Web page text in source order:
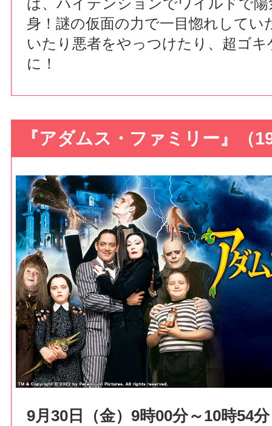
身！謎の仮面の力で一目惚れしてい
いたり悪者をやっつけたり、超ゴ
に！
『アダムス・ファミリー』（
9月30日（金）9時00分～10時54分